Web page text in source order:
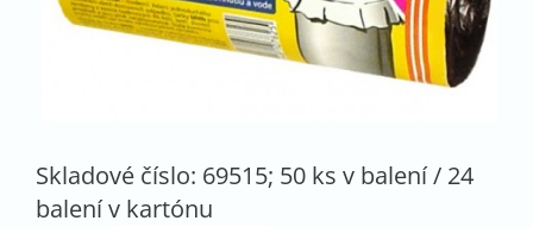
Skladové číslo: 69515; 50 ks v balení / 24
balení v kartónu